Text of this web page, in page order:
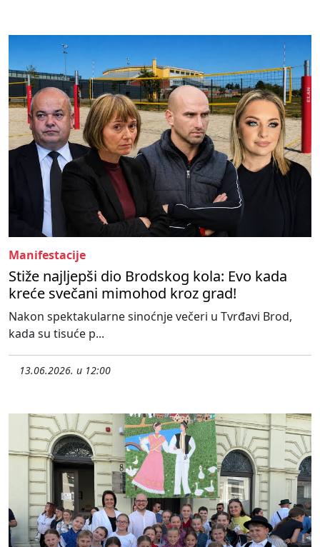
Manifestacije
Stiže najljepši dio Brodskog kola: Evo kada
kreće svečani mimohod kroz grad!
Nakon spektakularne sinoćnje večeri u Tvrđavi Brod,
kada su tisuće p...
13.06.2026. u 12:00